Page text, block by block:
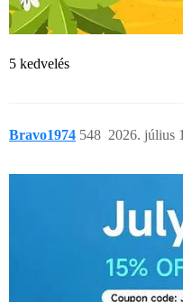
5 kedvelés
Bravo1974 2026. július
548